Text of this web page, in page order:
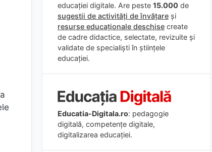
educației digitale. Are peste 15.000 de
sugestii de activități de învățare și
resurse educaționale deschise create
de cadre didactice, selectate, revizuite și
validate de specialiști în științele
educației.
Educatia-Digitala.ro: pedagogie
digitală, competențe digitale,
digitalizarea educației.